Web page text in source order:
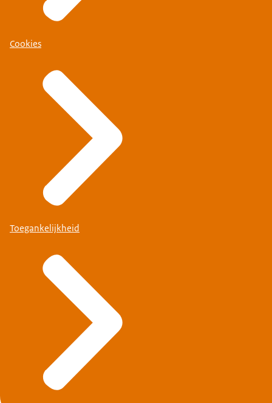
Cookies
Toegankelijkheid